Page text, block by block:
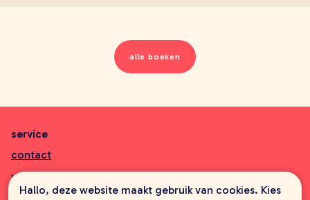
Hallo, deze website maakt gebruik van cookies. Kies
alle boeken
service
contact
veelgestelde vragen